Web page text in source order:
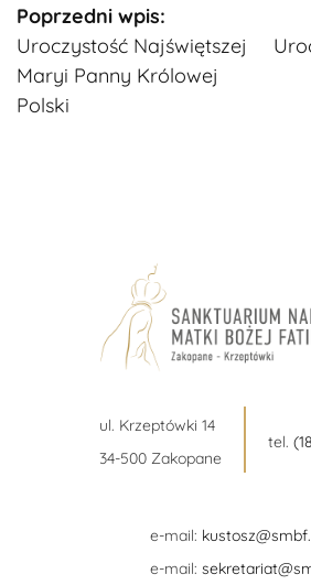
Kontynuuj
czytanie
Poprzedni wpis:
Uroczystość Najświętszej
Maryi Panny Królowej
Polski
ul. Krzeptówki 14
34-500 Zakopane
tel.
e-mail:
e-mail: